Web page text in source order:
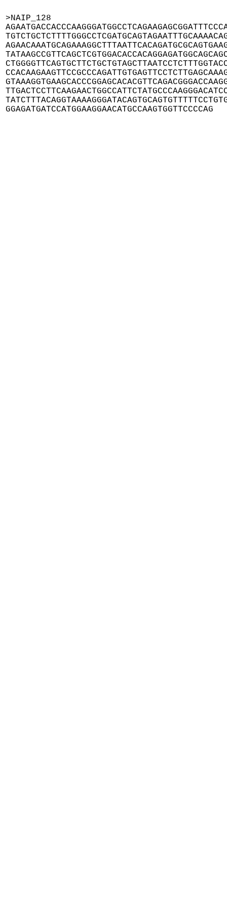
>NAIP_128
GGAGATGATCCATGGAAGGAACATGCCAAGTGGTTCCCCAG